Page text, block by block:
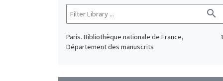
search
Paris. Bibliothèque nationale de France,
Département des manuscrits
1